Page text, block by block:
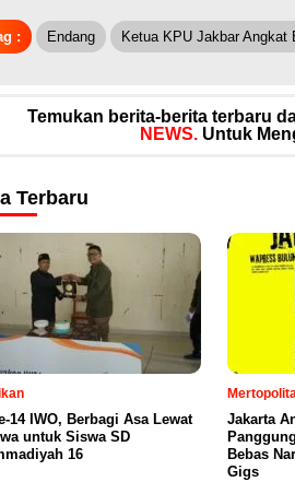
: Endang Ketua KPU Jakbar Angkat
Temukan berita-berita terbaru
NEWS. Untuk
Terbaru
14 IWO, Berbagi Asa Lewat
untuk Siswa SD
16
Jakarta
Bebas
Gigs